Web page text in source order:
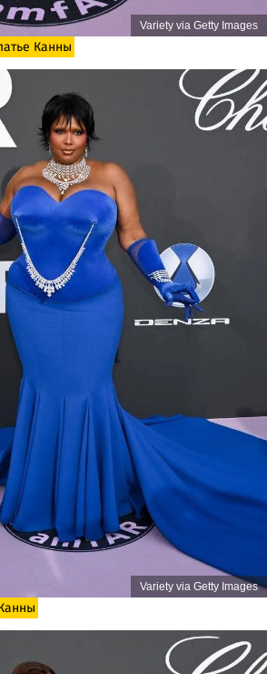
Variety via Getty Images
Канны
Variety via Getty Images